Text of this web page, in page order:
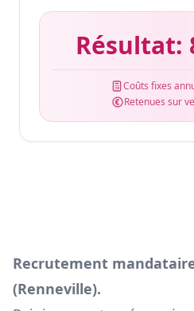
Résultat:
Coûts fixes
Retenues sur
Recrutement
(Renneville).